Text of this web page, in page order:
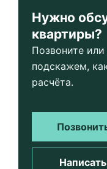
Нужно
квартиры?
Позвоните
подскажем,
расчёта.
Написать